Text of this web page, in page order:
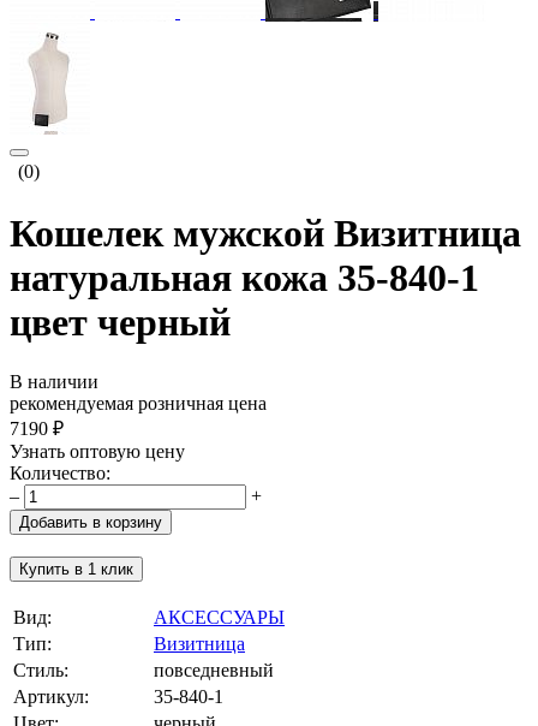
(0)
Кошелек мужской Визитница
натуральная кожа 35-840-1
цвет черный
В наличии
рекомендуемая розничная цена
7190 ₽
Узнать оптовую цену
Количество:
–
+
Добавить в корзину
Купить в 1 клик
Вид:
АКСЕССУАРЫ
Тип:
Визитница
Стиль:
повседневный
Артикул:
35-840-1